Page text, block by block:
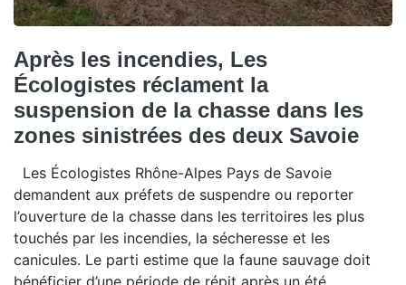
Après les incendies, Les
Écologistes réclament la
suspension de la chasse dans les
zones sinistrées des deux Savoie
Les Écologistes Rhône-Alpes Pays de Savoie
demandent aux préfets de suspendre ou reporter
l’ouverture de la chasse dans les territoires les plus
touchés par les incendies, la sécheresse et les
canicules. Le parti estime que la faune sauvage doit
bénéficier d’une période de répit après un été